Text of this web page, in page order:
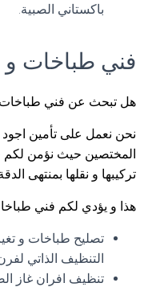
باكستاني الصبية.
فني طباخات و
هل تبحث عن فني طباخات
نحن نعمل على تأمين اجود
المختصين حيث نؤمن
تركيبها و نقلها بمنتهى
هذا و يؤدي لكم فني
تصليح طباخات و
التنظيف الذاتي
تنظيف افران غاز